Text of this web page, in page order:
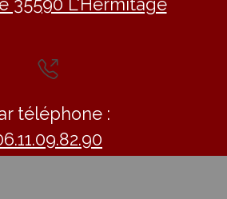
35590 L'Hermitage
téléphone :